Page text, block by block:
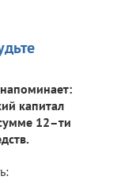
капитал
12–ти